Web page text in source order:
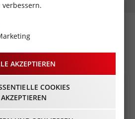
später
- Beginn 19:30 Uhr
AKZEPTIEREN
COOKIES
AKZEPTIEREN